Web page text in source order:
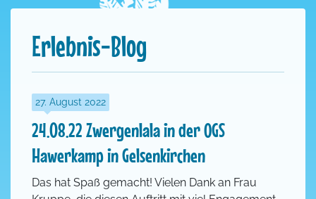
Erlebnis-Blog
27. August 2022
24.08.22 Zwergenlala in der OGS
Hawerkamp in Gelsenkirchen
Das hat Spaß gemacht! Vielen Dank an Frau